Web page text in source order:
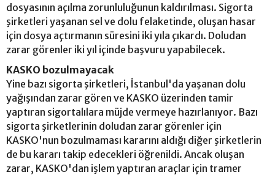
dosyasının açılma zorunluluğunun kaldırılması. Sigorta
şirketleri yaşanan sel ve dolu felaketinde, oluşan hasar
için dosya açtırmanın süresini iki yıla çıkardı. Doludan
zarar görenler iki yıl içinde başvuru yapabilecek.
KASKO bozulmayacak
Yine bazı sigorta şirketleri, İstanbul'da yaşanan dolu
yağışından zarar gören ve KASKO üzerinden tamir
yaptıran sigortalılara müjde vermeye hazırlanıyor. Bazı
sigorta şirketlerinin doludan zarar görenler için
KASKO'nun bozulmaması kararını aldığı diğer şirketlerin
de bu kararı takip edecekleri öğrenildi. Ancak oluşan
zarar, KASKO'dan işlem yaptıran araçlar için tramer